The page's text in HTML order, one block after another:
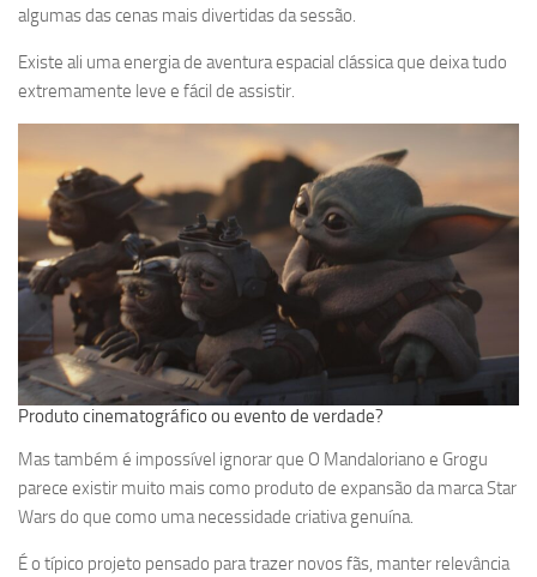
algumas das cenas mais divertidas da sessão.
Existe ali uma energia de aventura espacial clássica que deixa tudo
extremamente leve e fácil de assistir.
Produto cinematográfico ou evento de verdade?
Mas também é impossível ignorar que O Mandaloriano e Grogu
parece existir muito mais como produto de expansão da marca Star
Wars do que como uma necessidade criativa genuína.
É o típico projeto pensado para trazer novos fãs, manter relevância